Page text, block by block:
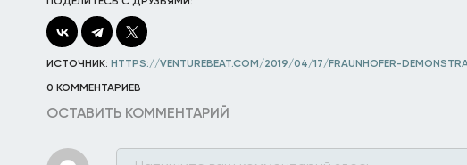
ИСТОЧНИК: HTTPS://VENTUREBEAT.COM/2019/04/17/FRAUNHOFER-
0 КОММЕНТАРИЕВ
ОСТАВИТЬ КОММЕНТАРИЙ